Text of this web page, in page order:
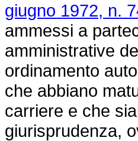
giugno 1972, n.
ammessi a
amministrative
ordinamento
che abbiano
carriere e che
giurisprudenza,